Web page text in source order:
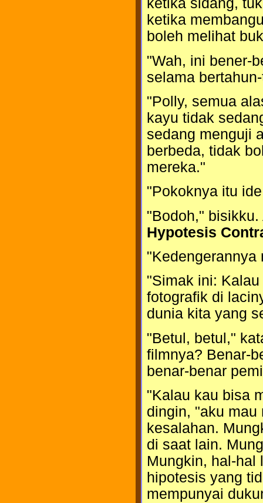
ketika sidang,
ketika
boleh melihat
"Wah, ini bener-
selama
"Polly, semua
kayu tidak
sedang menguji
berbeda, tidak
mereka."
"Pokoknya itu
"Bodoh,"
Hypotesis
"Kedengerannya
"Simak ini:
fotografik di
dunia kita yang
"Betul, betul,"
filmnya? Benar-
benar-benar
"Kalau kau bisa
dingin, "aku mau
kesalahan.
di saat lain.
Mungkin, hal-hal
hipotesis yang
mempunyai